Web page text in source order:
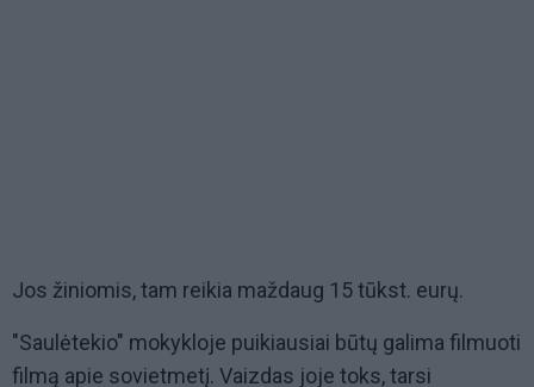
Jos žiniomis, tam reikia maždaug 15 tūkst. eurų.
"Saulėtekio" mokykloje puikiausiai būtų galima filmuoti
filmą apie sovietmetį. Vaizdas joje toks, tarsi